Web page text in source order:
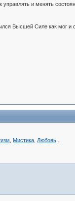
и менять
Высшей Силе как мог и
Мистика Любовь